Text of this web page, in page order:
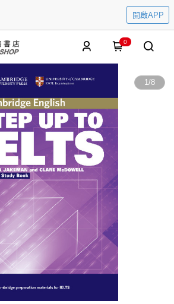
開啟APP
0
1/8